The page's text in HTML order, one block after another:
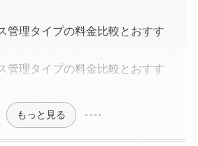
管理タイプの料金比較とおすす
管理タイプの料金比較とおすす
もっと見る